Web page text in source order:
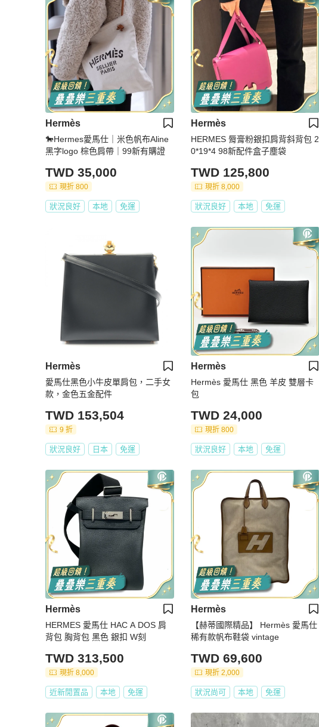
Hermès
🐎Hermes愛馬仕｜米色帆布Aline
黑字logo 棕色肩帶｜99新有購證
TWD 35,000
現折 800
狀況良好 本地 免運
Hermès
HERMES 脣膏粉銀扣肩背斜背包 2
0*19*4 98新配件盒子塵袋
TWD 125,800
現折 8,000
狀況良好 本地 免運
Hermès
愛馬仕黑色小牛皮單肩包，二手女
款，金色五金配件
TWD 153,504
9 折
狀況良好 日本 免運
Hermès
Hermès 愛馬仕 黑色 羊皮 雙層卡
包
TWD 24,000
現折 800
狀況良好 本地 免運
Hermès
HERMES 愛馬仕 HAC A DOS 肩
背包 胸背包 黑色 銀扣 W刻
TWD 313,500
現折 8,000
近新閒置品 本地 免運
Hermès
【赫蒂國際精品】 Hermès 愛馬仕
稀有款帆布鞋袋 vintage
TWD 69,600
現折 2,000
狀況尚可 本地 免運